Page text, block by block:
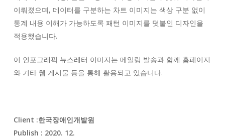
이뤄졌으며, 데이터를 구분하는 차트 이미지는 색상 구분 없이
통계 내용 이해가 가능하도록 패턴 이미지를 덧붙인 디자인을
적용했습니다.
이 인포그래픽 뉴스레터 이미지는 메일링 발송과 함께 홈페이지
와 기타 웹 게시물 등을 통해 활용되고 있습니다.
Client :한국장애인개발원
Publish : 2020. 12.